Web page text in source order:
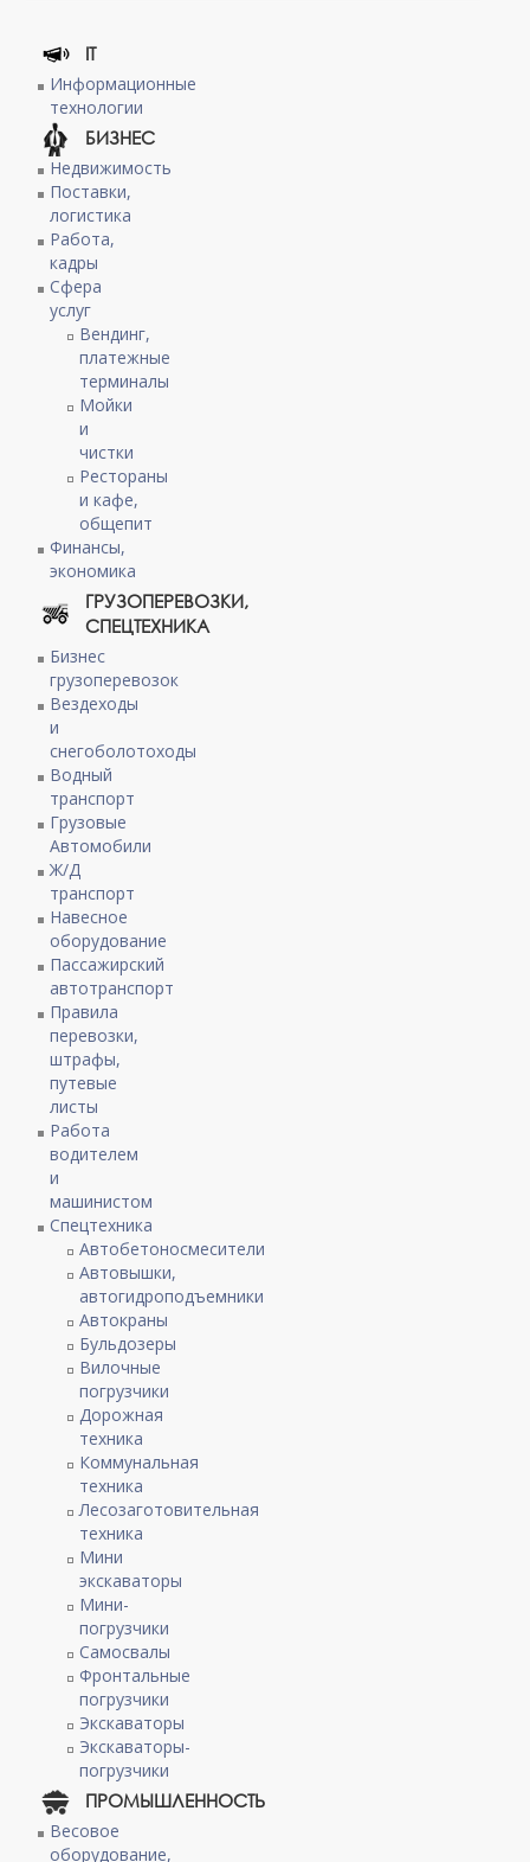
IT
Информационные
технологии
БИЗНЕС
Недвижимость
Поставки,
логистика
Работа,
кадры
Сфера
услуг
Вендинг,
платежные
терминалы
Мойки
и
чистки
Рестораны
и кафе,
общепит
Финансы,
экономика
ГРУЗОПЕРЕВОЗКИ,
СПЕЦТЕХНИКА
Бизнес
грузоперевозок
Вездеходы
и
снегоболотоходы
Водный
транспорт
Грузовые
Автомобили
Ж/Д
транспорт
Навесное
оборудование
Пассажирский
автотранспорт
Правила
перевозки,
штрафы,
путевые
листы
Работа
водителем
и
машинистом
Спецтехника
Автобетоносмесители
Автовышки,
автогидроподъемники
Автокраны
Бульдозеры
Вилочные
погрузчики
Дорожная
техника
Коммунальная
техника
Лесозаготовительная
техника
Мини
экскаваторы
Мини-
погрузчики
Самосвалы
Фронтальные
погрузчики
Экскаваторы
Экскаваторы-
погрузчики
ПРОМЫШЛЕННОСТЬ
Весовое
оборудование,